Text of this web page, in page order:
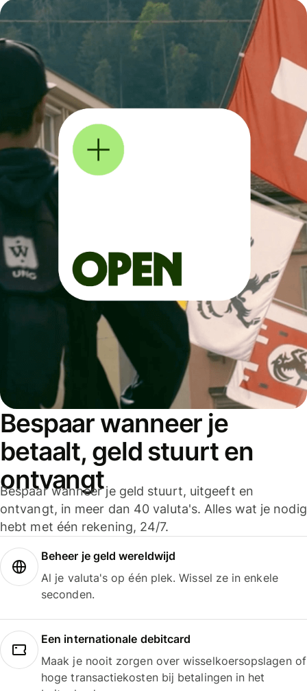
Bespaar wanneer je
betaalt, geld stuurt en
ontvangt
Bespaar wanneer je geld stuurt, uitgeeft en
ontvangt, in meer dan 40 valuta's. Alles wat je nodig
hebt met één rekening, 24/7.
Beheer je geld wereldwijd
Al je valuta's op één plek. Wissel ze in enkele
seconden.
Een internationale debitcard
Maak je nooit zorgen over wisselkoersopslagen of
hoge transactiekosten bij betalingen in het